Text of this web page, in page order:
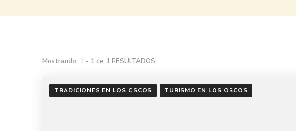
Mostrando: 1 - 1 de 1 RESULTADOS
TRADICIONES EN LOS OSCOS TURISMO EN LOS OSCOS